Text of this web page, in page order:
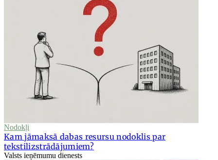
Nodokļi
Kam jāmaksā dabas resursu nodoklis par
tekstilizstrādājumiem?
Valsts ieņēmumu dienests